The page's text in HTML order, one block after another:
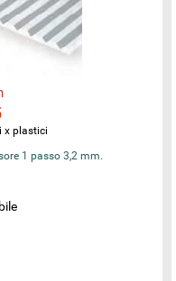
x plastici
1 passo 3,2 mm.